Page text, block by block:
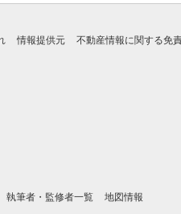
情報提供元 不動産情報に関する免
執筆者・監修者一覧 地図情報